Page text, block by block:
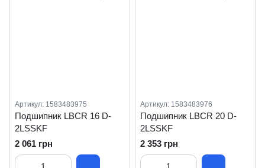
Артикул: 1583483975
Подшипник LBCR 16 D-
2LSSKF
2 061 грн
Артикул: 1583483976
Подшипник LBCR 20 D-
2LSSKF
2 353 грн